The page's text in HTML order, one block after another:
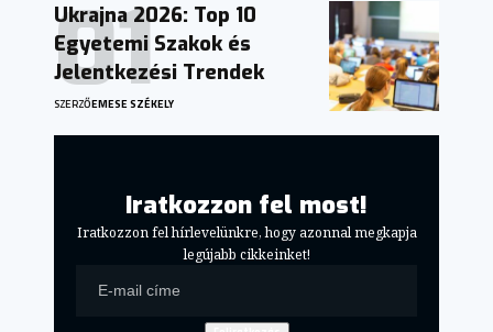
Ukrajna 2026: Top 10
Egyetemi Szakok és
Jelentkezési Trendek
SZERZŐEMESE SZÉKELY
Iratkozzon fel most!
Iratkozzon fel hírlevelünkre, hogy azonnal megkapja
legújabb cikkeinket!